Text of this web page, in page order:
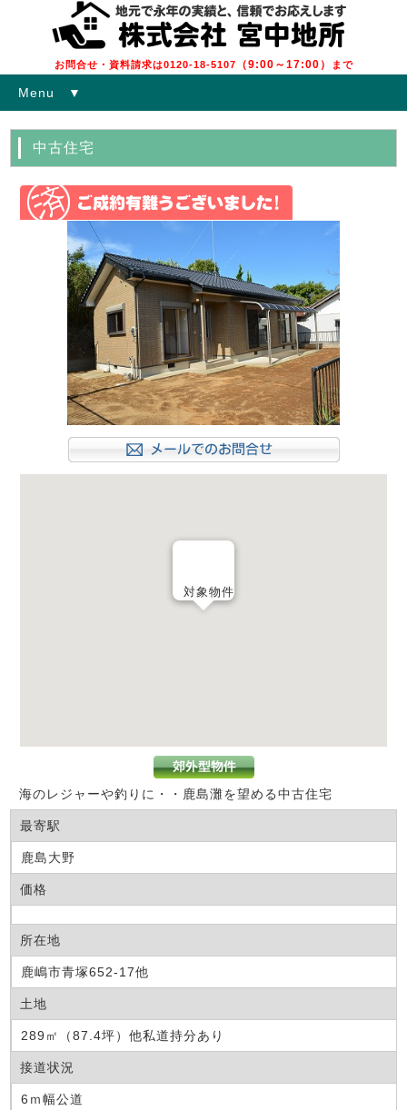
お問合せ・資料請求は0120-18-5107 （9:00～17:00） まで
Menu ▼
中古住宅
対象物件
海のレジャーや釣りに・・鹿島灘を望める中古住宅
最寄駅
鹿島大野
価格
所在地
鹿嶋市青塚652-17他
土地
289㎡（87.4坪）他私道持分あり
接道状況
6ｍ幅公道